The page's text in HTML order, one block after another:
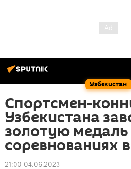
Узбекистан
Спортсмен-
Узбекистана
золотую
соревнованиях
21:00 04.06.2023